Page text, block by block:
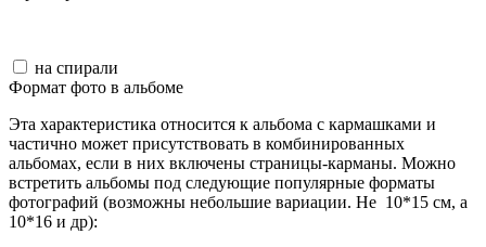
на спирали
Формат фото в альбоме
Эта характеристика относится к альбома с кармашками и
частично может присутствовать в комбинированных
альбомах, если в них включены страницы-карманы. Можно
встретить альбомы под следующие популярные форматы
фотографий (возможны небольшие вариации. Не 10*15 см, а
10*16 и др):